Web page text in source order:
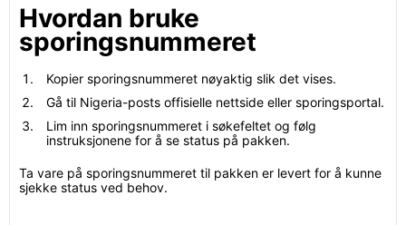
Hvordan bruke
sporingsnummeret
Kopier sporingsnummeret nøyaktig slik det vises.
Gå til Nigeria-posts offisielle nettside eller sporingsportal.
Lim inn sporingsnummeret i søkefeltet og følg
instruksjonene for å se status på pakken.
Ta vare på sporingsnummeret til pakken er levert for å kunne
sjekke status ved behov.